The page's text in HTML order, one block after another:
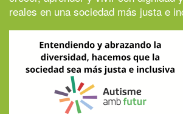
reales en una sociedad más justa e